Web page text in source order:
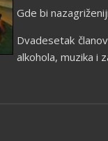
Gde bi
Dvadesetak
alkohola, muzika i